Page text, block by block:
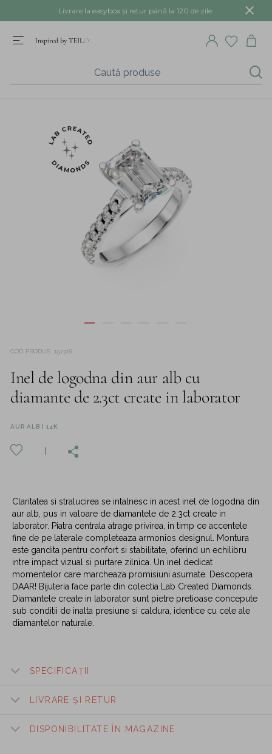
Livrare la easybox și retur până la 120 de zile.
COD PRODUS 197318
Inel de logodna din aur alb cu
diamante de 2.3ct create in laborator
AUR ALB | 14K
Claritatea si stralucirea se intalnesc in acest inel de logodna din
aur alb, pus in valoare de diamantele de 2.3ct create in
laborator. Piatra centrala atrage privirea, in timp ce accentele
fine de pe laterale completeaza armonios designul. Montura
este gandita pentru confort si stabilitate, oferind un echilibru
intre impact vizual si purtare zilnica. Un inel dedicat
momentelor care marcheaza promisiuni asumate. Descopera
DAAR! Bijuteria face parte din colectia Lab Created Diamonds.
Diamantele create in laborator sunt pietre pretioase concepute
sub conditii de inalta presiune si caldura, identice cu cele ale
diamantelor naturale.
SPECIFICAȚII
LIVRARE ȘI RETUR
DISPONIBILITATE ÎN MAGAZINE